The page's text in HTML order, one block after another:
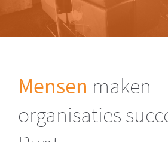
INSPIRATIE
OVER BRIGHT &
NEDERLANDS
ENGLISH
Mensen maken
organisaties